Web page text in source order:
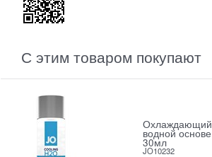
С этим товаром покупают
Охлаждающий
водной
30мл
JO10232